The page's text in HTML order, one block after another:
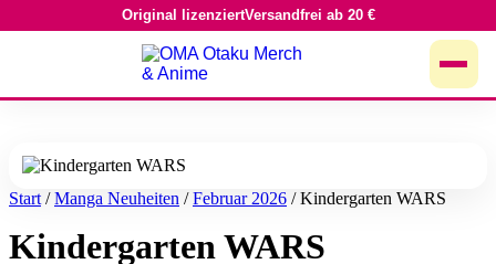
Inhalt
Original lizenziertVersandfrei ab 20 €
Start /Manga Neuheiten /Februar 2026 / Kindergarten WARS
Kindergarten WARS